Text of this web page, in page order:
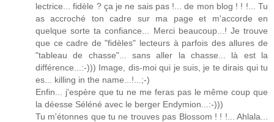
lectrice... fidèle ? ça je ne sais pas !... de mon blog ! ! !... Tu
as accroché ton cadre sur ma page et m'accorde en
quelque sorte ta confiance... Merci beaucoup...! Je trouve
que ce cadre de "fidèles" lecteurs à parfois des allures de
"tableau de chasse"... sans aller la chasse... là est la
différence...:-))) Image, dis-moi qui je suis, je te dirais qui tu
es... killing in the name...!...;-)
Enfin... j'espère que tu ne me feras pas le même coup que
la déesse Séléné avec le berger Endymion...:-)))
Tu m'étonnes que tu ne trouves pas Blossom ! ! !... Ahlala...